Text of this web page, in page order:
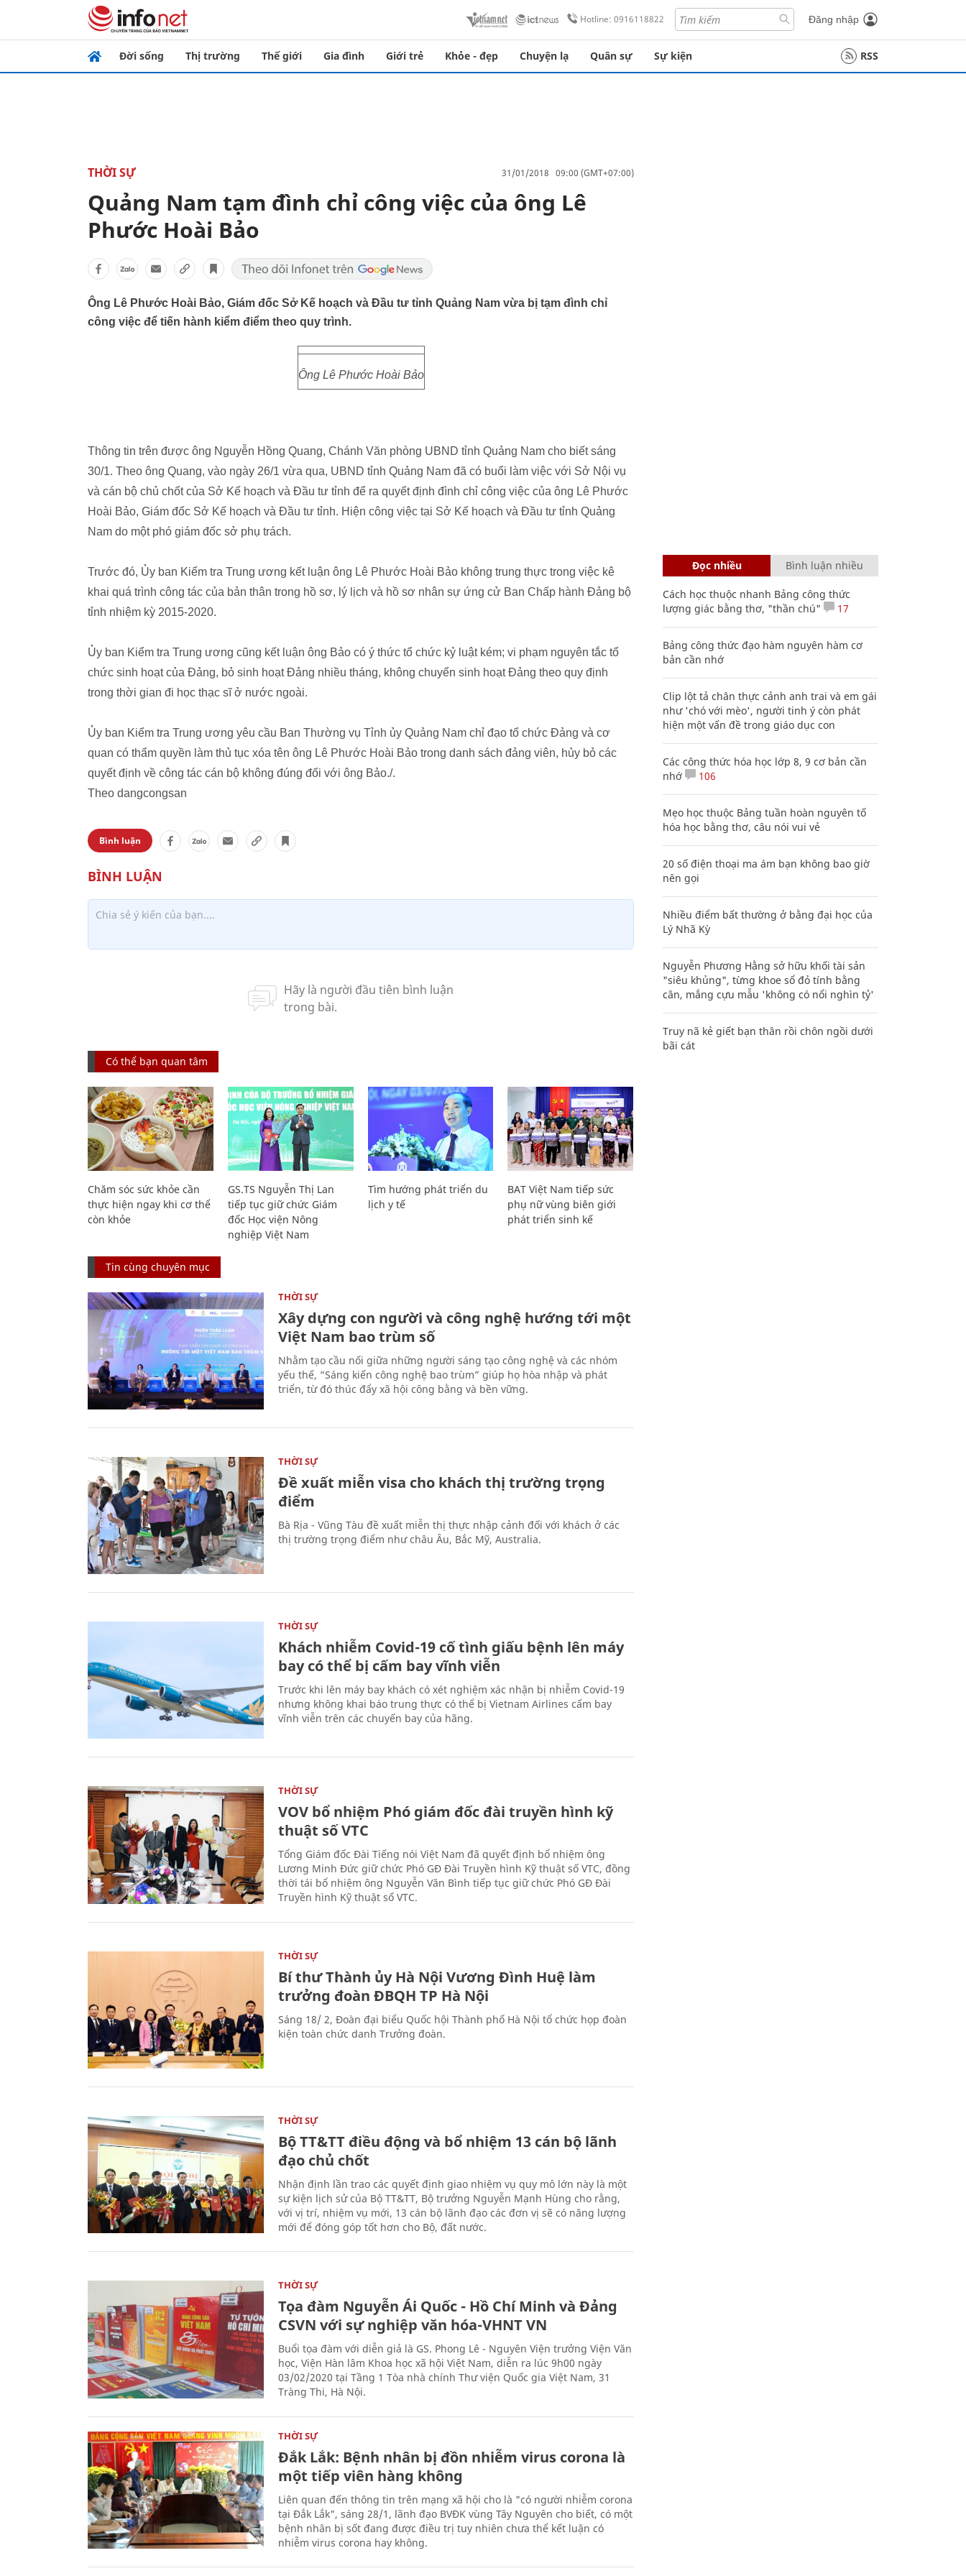
Hotline: 0916118822 Đăng nhập
Đời sống Thị trường Thế giới Gia đình Giới trẻ Khỏe - đẹp Chuyện lạ Quân sự Sự kiện RSS
THỜI SỰ 31/01/2018 09:00 (GMT+07:00)
Quảng Nam tạm đình chỉ công việc của ông Lê
Phước Hoài Bảo
Ông Lê Phước Hoài Bảo, Giám đốc Sở Kế hoạch và Đầu tư tỉnh Quảng Nam vừa bị tạm đình chỉ
công việc để tiến hành kiểm điểm theo quy trình.
Ông Lê Phước Hoài Bảo
Thông tin trên được ông Nguyễn Hồng Quang, Chánh Văn phòng UBND tỉnh Quảng Nam cho biết sáng
30/1. Theo ông Quang, vào ngày 26/1 vừa qua, UBND tỉnh Quảng Nam đã có buổi làm việc với Sở Nội vụ
và cán bộ chủ chốt của Sở Kế hoạch và Đầu tư tỉnh để ra quyết định đình chỉ công việc của ông Lê Phước
Hoài Bảo, Giám đốc Sở Kế hoạch và Đầu tư tỉnh. Hiện công việc tại Sở Kế hoạch và Đầu tư tỉnh Quảng
Nam do một phó giám đốc sở phụ trách.
Trước đó, Ủy ban Kiểm tra Trung ương kết luận ông Lê Phước Hoài Bảo không trung thực trong việc kê
khai quá trình công tác của bản thân trong hồ sơ, lý lịch và hồ sơ nhân sự ứng cử Ban Chấp hành Đảng bộ
tỉnh nhiệm kỳ 2015-2020.
Ủy ban Kiểm tra Trung ương cũng kết luận ông Bảo có ý thức tổ chức kỷ luật kém; vi phạm nguyên tắc tổ
chức sinh hoạt của Đảng, bỏ sinh hoạt Đảng nhiều tháng, không chuyển sinh hoạt Đảng theo quy định
trong thời gian đi học thạc sĩ ở nước ngoài.
Ủy ban Kiểm tra Trung ương yêu cầu Ban Thường vụ Tỉnh ủy Quảng Nam chỉ đạo tổ chức Đảng và cơ
quan có thẩm quyền làm thủ tục xóa tên ông Lê Phước Hoài Bảo trong danh sách đảng viên, hủy bỏ các
quyết định về công tác cán bộ không đúng đối với ông Bảo./.
Theo dangcongsan
Bình luận
Có thể bạn quan tâm
Chăm sóc sức khỏe cần
thực hiện ngay khi cơ thể
còn khỏe
GS.TS Nguyễn Thị Lan
tiếp tục giữ chức Giám
đốc Học viện Nông
nghiệp Việt Nam
Tìm hướng phát triển du
lịch y tế
BAT Việt Nam tiếp sức
phụ nữ vùng biên giới
phát triển sinh kế
Tin cùng chuyên mục
THỜI SỰ
Xây dựng con người và công nghệ hướng tới một
Việt Nam bao trùm số
Nhằm tạo cầu nối giữa những người sáng tạo công nghệ và các nhóm
yếu thế, “Sáng kiến công nghệ bao trùm” giúp họ hòa nhập và phát
triển, từ đó thúc đẩy xã hội công bằng và bền vững.
THỜI SỰ
Đề xuất miễn visa cho khách thị trường trọng
điểm
Bà Rịa - Vũng Tàu đề xuất miễn thị thực nhập cảnh đối với khách ở các
thị trường trọng điểm như châu Âu, Bắc Mỹ, Australia.
THỜI SỰ
Khách nhiễm Covid-19 cố tình giấu bệnh lên máy
bay có thể bị cấm bay vĩnh viễn
Trước khi lên máy bay khách có xét nghiệm xác nhận bị nhiễm Covid-19
nhưng không khai báo trung thực có thể bị Vietnam Airlines cấm bay
vĩnh viễn trên các chuyến bay của hãng.
THỜI SỰ
VOV bổ nhiệm Phó giám đốc đài truyền hình kỹ
thuật số VTC
Tổng Giám đốc Đài Tiếng nói Việt Nam đã quyết định bổ nhiệm ông
Lương Minh Đức giữ chức Phó GĐ Đài Truyền hình Kỹ thuật số VTC, đồng
thời tái bổ nhiệm ông Nguyễn Văn Bình tiếp tục giữ chức Phó GĐ Đài
Truyền hình Kỹ thuật số VTC.
THỜI SỰ
Bí thư Thành ủy Hà Nội Vương Đình Huệ làm
trưởng đoàn ĐBQH TP Hà Nội
Sáng 18/ 2, Đoàn đại biểu Quốc hội Thành phố Hà Nội tổ chức họp đoàn
kiện toàn chức danh Trưởng đoàn.
THỜI SỰ
Bộ TT&TT điều động và bổ nhiệm 13 cán bộ lãnh
đạo chủ chốt
Nhận định lần trao các quyết định giao nhiệm vụ quy mô lớn này là một
sự kiện lịch sử của Bộ TT&TT, Bộ trưởng Nguyễn Mạnh Hùng cho rằng,
với vị trí, nhiệm vụ mới, 13 cán bộ lãnh đạo các đơn vị sẽ có năng lượng
mới để đóng góp tốt hơn cho Bộ, đất nước.
THỜI SỰ
Tọa đàm Nguyễn Ái Quốc - Hồ Chí Minh và Đảng
CSVN với sự nghiệp văn hóa-VHNT VN
Buổi tọa đàm với diễn giả là GS. Phong Lê - Nguyên Viện trưởng Viện Văn
học, Viện Hàn lâm Khoa học xã hội Việt Nam, diễn ra lúc 9h00 ngày
03/02/2020 tại Tầng 1 Tòa nhà chính Thư viện Quốc gia Việt Nam, 31
Tràng Thi, Hà Nội.
THỜI SỰ
Đắk Lắk: Bệnh nhân bị đồn nhiễm virus corona là
một tiếp viên hàng không
Liên quan đến thông tin trên mạng xã hội cho là "có người nhiễm corona
tại Đắk Lắk", sáng 28/1, lãnh đạo BVĐK vùng Tây Nguyên cho biết, có một
bệnh nhân bị sốt đang được điều trị tuy nhiên chưa thể kết luận có
nhiễm virus corona hay không.
Đọc nhiều Bình luận nhiều
Cách học thuộc nhanh Bảng công thức
lượng giác bằng thơ, "thần chú"
17
Bảng công thức đạo hàm nguyên hàm cơ
bản cần nhớ
Clip lột tả chân thực cảnh anh trai và em gái
như 'chó với mèo', người tinh ý còn phát
hiện một vấn đề trong giáo dục con
Các công thức hóa học lớp 8, 9 cơ bản cần
nhớ
106
Mẹo học thuộc Bảng tuần hoàn nguyên tố
hóa học bằng thơ, câu nói vui vẻ
20 số điện thoại ma ám bạn không bao giờ
nên gọi
Nhiều điểm bất thường ở bằng đại học của
Lý Nhã Kỳ
Nguyễn Phương Hằng sở hữu khối tài sản
"siêu khủng", từng khoe sổ đỏ tính bằng
cân, mắng cựu mẫu 'không có nổi nghìn tỷ'
Truy nã kẻ giết bạn thân rồi chôn ngồi dưới
bãi cát